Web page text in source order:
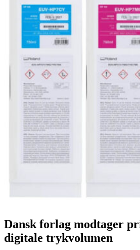
Dansk forlag modtager
digitale trykvolumen